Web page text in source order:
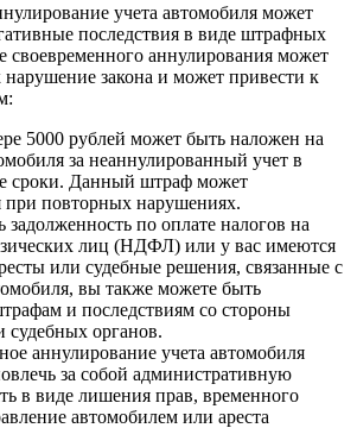
учета автомобиля может
последствия в виде штрафных
своевременного аннулирования может
нарушение закона и может привести к
5000 рублей может быть наложен на
за неаннулированный учет в
сроки. Данный штраф может
при повторных нарушениях.
задолженность по оплате налогов на
лиц (НДФЛ) или у вас имеются
или судебные решения, связанные с
вы также можете быть
и последствиям со стороны
судебных органов.
аннулирование учета автомобиля
за собой административную
в виде лишения прав, временного
автомобилем или ареста